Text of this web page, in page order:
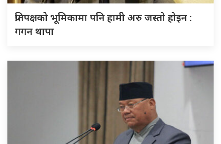
प्रतिपक्षको भूमिकामा पनि हामी अरु जस्तो होइन :
गगन थापा